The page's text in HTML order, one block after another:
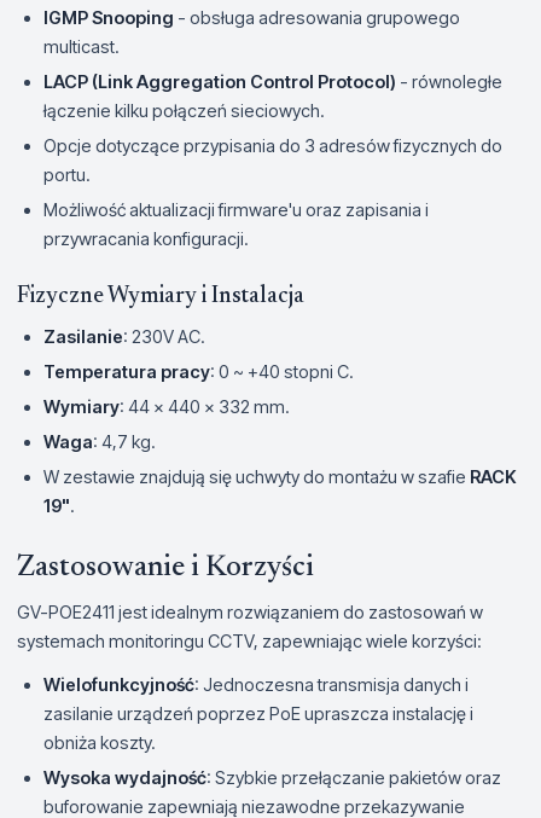
IGMP Snooping - obsługa adresowania grupowego
multicast.
LACP (Link Aggregation Control Protocol) - równoległe
łączenie kilku połączeń sieciowych.
Opcje dotyczące przypisania do 3 adresów fizycznych do
portu.
Możliwość aktualizacji firmware'u oraz zapisania i
przywracania konfiguracji.
Fizyczne Wymiary i Instalacja
Zasilanie: 230V AC.
Temperatura pracy: 0 ~ +40 stopni C.
Wymiary: 44 x 440 x 332 mm.
Waga: 4,7 kg.
W zestawie znajdują się uchwyty do montażu w szafie RACK
19".
Zastosowanie i Korzyści
GV-POE2411 jest idealnym rozwiązaniem do zastosowań w
systemach monitoringu CCTV, zapewniając wiele korzyści:
Wielofunkcyjność: Jednoczesna transmisja danych i
zasilanie urządzeń poprzez PoE upraszcza instalację i
obniża koszty.
Wysoka wydajność: Szybkie przełączanie pakietów oraz
buforowanie zapewniają niezawodne przekazywanie